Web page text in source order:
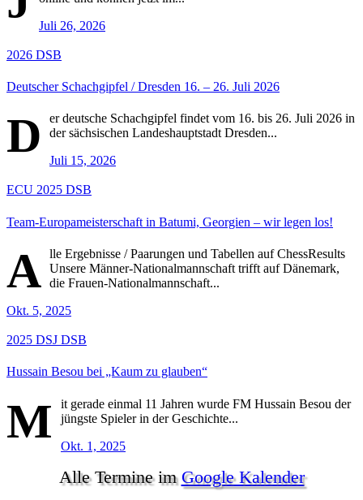
Juli 26, 2026
2026 DSB
Deutscher Schachgipfel / Dresden 16. – 26. Juli 2026
D
er deutsche Schachgipfel findet vom 16. bis 26. Juli 2026 in
der sächsischen Landeshauptstadt Dresden...
Juli 15, 2026
ECU 2025 DSB
Team-Europameisterschaft in Batumi, Georgien – wir legen los!
A lle Ergebnisse / Paarungen und Tabellen auf ChessResults
Unsere Männer-Nationalmannschaft trifft auf Dänemark,
die Frauen-Nationalmannschaft...
Okt. 5, 2025
2025 DSJ DSB
Hussain Besou bei „Kaum zu glauben“
M
it gerade einmal 11 Jahren wurde FM Hussain Besou der
jüngste Spieler in der Geschichte...
Okt. 1, 2025
Alle Termine im Google Kalender